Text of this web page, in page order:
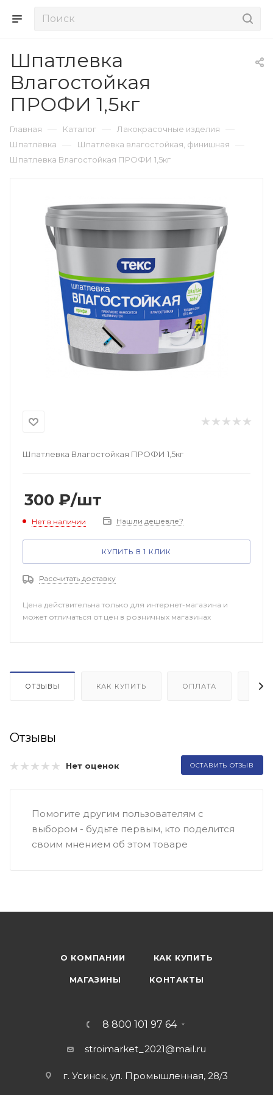
Шпатлевка
Влагостойкая
ПРОФИ 1,5кг
Главная — Каталог — Лакокрасочные изделия —
Шпатлёвка — Шпатлёвка влагостойкая, финишная —
Шпатлевка Влагостойкая ПРОФИ 1,5кг
Шпатлевка Влагостойкая ПРОФИ 1,5кг
300 ₽/шт
Нет в наличии Нашли дешевле?
КУПИТЬ В 1 КЛИК
Рассчитать доставку
Цена действительна только для интернет-магазина и
может отличаться от цен в розничных магазинах
ОТЗЫВЫ КАК КУПИТЬ ОПЛАТА
Отзывы
Нет оценок ОСТАВИТЬ ОТЗЫВ
Помогите другим пользователям с
выбором - будьте первым, кто поделится
своим мнением об этом товаре
О КОМПАНИИ КАК КУПИТЬ
МАГАЗИНЫ КОНТАКТЫ
8 800 101 97 64
stroimarket_2021@mail.ru
г. Усинск, ул. Промышленная, 28/3